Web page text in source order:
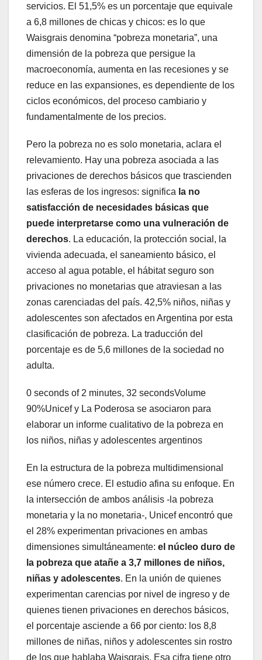
servicios. El 51,5% es un porcentaje que equivale
a 6,8 millones de chicas y chicos: es lo que
Waisgrais denomina “pobreza monetaria”, una
dimensión de la pobreza que persigue la
macroeconomía, aumenta en las recesiones y se
reduce en las expansiones, es dependiente de los
ciclos económicos, del proceso cambiario y
fundamentalmente de los precios.
Pero la pobreza no es solo monetaria, aclara el
relevamiento. Hay una pobreza asociada a las
privaciones de derechos básicos que trascienden
las esferas de los ingresos: significa la no
satisfacción de necesidades básicas que
puede interpretarse como una vulneración de
derechos. La educación, la protección social, la
vivienda adecuada, el saneamiento básico, el
acceso al agua potable, el hábitat seguro son
privaciones no monetarias que atraviesan a las
zonas carenciadas del país. 42,5% niños, niñas y
adolescentes son afectados en Argentina por esta
clasificación de pobreza. La traducción del
porcentaje es de 5,6 millones de la sociedad no
adulta.
0 seconds of 2 minutes, 32 secondsVolume
90%Unicef y La Poderosa se asociaron para
elaborar un informe cualitativo de la pobreza en
los niños, niñas y adolescentes argentinos
En la estructura de la pobreza multidimensional
ese número crece. El estudio afina su enfoque. En
la intersección de ambos análisis -la pobreza
monetaria y la no monetaria-, Unicef encontró que
el 28% experimentan privaciones en ambas
dimensiones simultáneamente: el núcleo duro de
la pobreza que atañe a 3,7 millones de niños,
niñas y adolescentes. En la unión de quienes
experimentan carencias por nivel de ingreso y de
quienes tienen privaciones en derechos básicos,
el porcentaje asciende a 66 por ciento: los 8,8
millones de niñas, niños y adolescentes sin rostro
de los que hablaba Waisgrais. Esa cifra tiene otro